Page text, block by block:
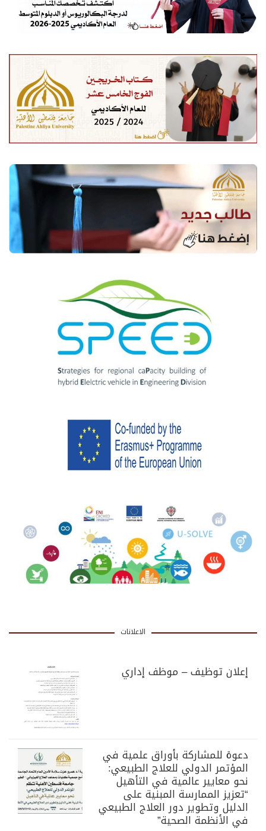
الاعلانات
إعلان توظيف – موظف إداري
دعوة للمشاركة بأوراق علمية في
المؤتمر الدولي للعلاج الطبيعي:
نحو معايير عالمية في التأهيل
“تعزيز الممارسة المبنية على
الدليل وتطوير دور العلاج الطبيعي
في الأنظمة الصحية”